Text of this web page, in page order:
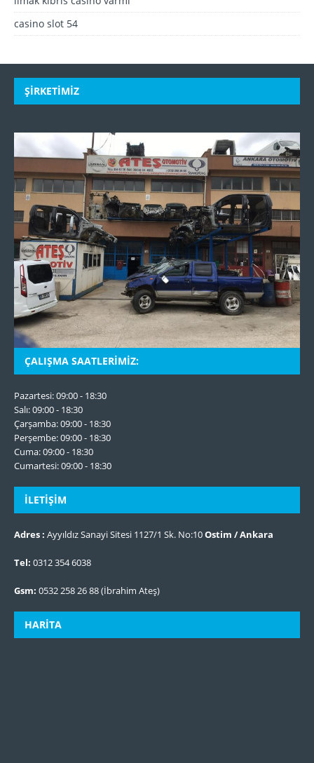
casino slot 54
ŞIRKETIMIZ
ÇALIŞMA SAATLERIMIZ:
Pazartesi: 09:00 - 18:30
Salı: 09:00 - 18:30
Çarşamba: 09:00 - 18:30
Perşembe: 09:00 - 18:30
Cuma: 09:00 - 18:30
Cumartesi: 09:00 - 18:30
İLETIŞIM
Adres : Ayyıldız Sanayi Sitesi 1127/1 Sk. No:10Ostim / Ankara
Tel: 0312 354 6038
Gsm: 0532 258 26 88 (İbrahim Ateş)
HARITA